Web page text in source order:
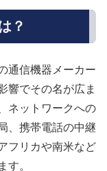
？
通信機器メーカー
響でその名が広ま
ネットワークへの
、携帯電話の中継
フリカや南米など
す。